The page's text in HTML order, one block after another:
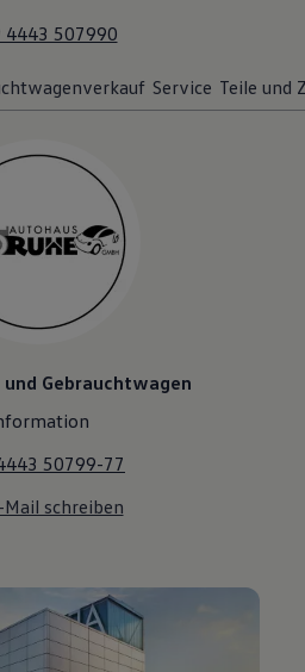
4443 507990
Service Teile und
Gebrauchtwagen
50799-77
Mail schreiben